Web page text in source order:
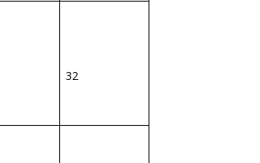
32